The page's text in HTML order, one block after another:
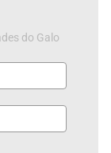
do Galo